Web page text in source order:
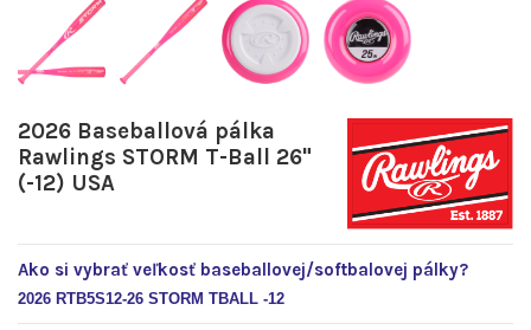
2026 Baseballová pálka
Rawlings STORM T-Ball 26"
(-12) USA
Ako si vybrať veľkosť baseballovej/softbalovej pálky?
2026 RTB5S12-26 STORM TBALL -12